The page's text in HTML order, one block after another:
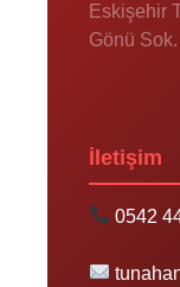
Eskişehir
Gönü
İletişim
0542